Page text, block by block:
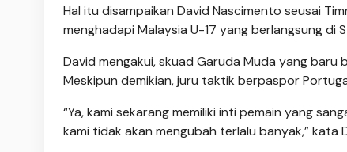
Hal itu disampaikan David Nascimento seusai
menghadapi Malaysia U-17 yang berlangsung di
David mengakui, skuad Garuda Muda yang baru
Meskipun demikian, juru taktik berpaspor
“Ya, kami sekarang memiliki inti pemain yang
kami tidak akan mengubah terlalu banyak,”